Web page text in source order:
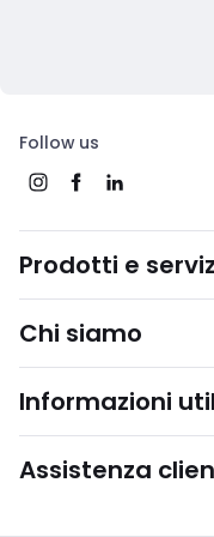
Follow us
Prodotti e
Chi siamo
Informazioni
Assistenza